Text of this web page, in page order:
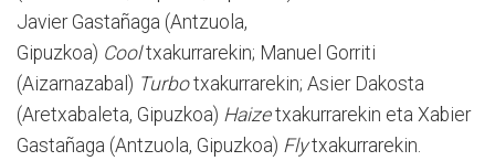
Javier Gastañaga (Antzuola,
Gipuzkoa) Cooltxakurrarekin; Manuel Gorriti
(Aizarnazabal) Turbotxakurrarekin; Asier Dakosta
(Aretxabaleta, Gipuzkoa) Haizetxakurrarekin eta Xabier
Gastañaga (Antzuola, Gipuzkoa) Flytxakurrarekin.